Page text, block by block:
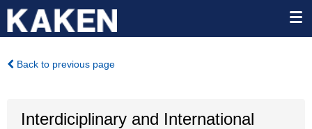
Back to previous page
Interdiciplinary and International